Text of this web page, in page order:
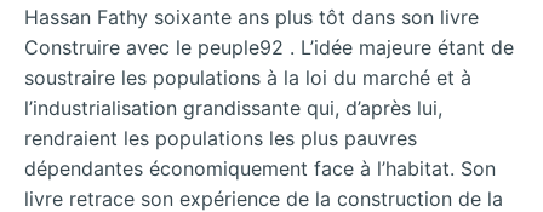
Hassan Fathy soixante ans plus tôt dans son livre
Construire avec le peuple92 . L’idée majeure étant de
soustraire les populations à la loi du marché et à
l’industrialisation grandissante qui, d’après lui,
rendraient les populations les plus pauvres
dépendantes économiquement face à l’habitat. Son
livre retrace son expérience de la construction de la